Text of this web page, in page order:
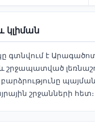
կլիման
գտնվում է
շրջապատված
բարձրությունը
շրջանների հետ։